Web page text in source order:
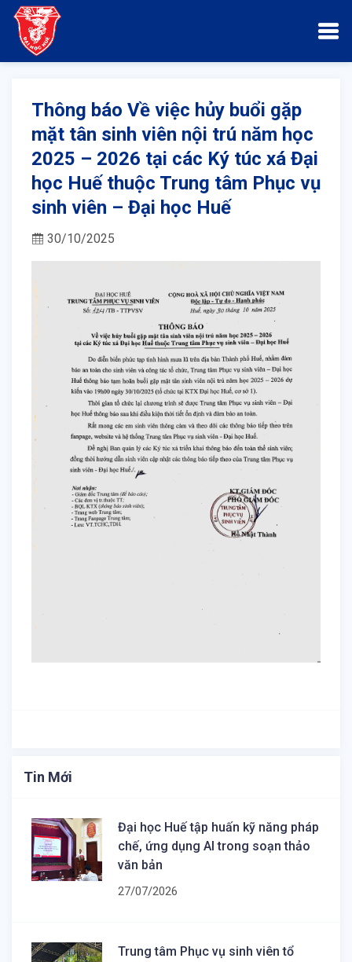
Thông báo Về việc hủy buổi gặp
mặt tân sinh viên nội trú năm học
2025 – 2026 tại các Ký túc xá Đại
học Huế thuộc Trung tâm Phục vụ
sinh viên – Đại học Huế
30/10/2025
Tin Mới
Đại học Huế tập huấn kỹ năng pháp
chế, ứng dụng AI trong soạn thảo
văn bản
27/07/2026
Trung tâm Phục vụ sinh viên tổ